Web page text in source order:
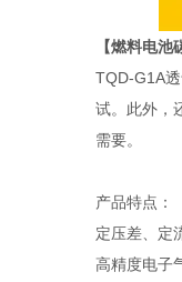
【燃料电池
TQD-G1A
试。此外，
需要。
产品特点：
定压差、定
高精度电子